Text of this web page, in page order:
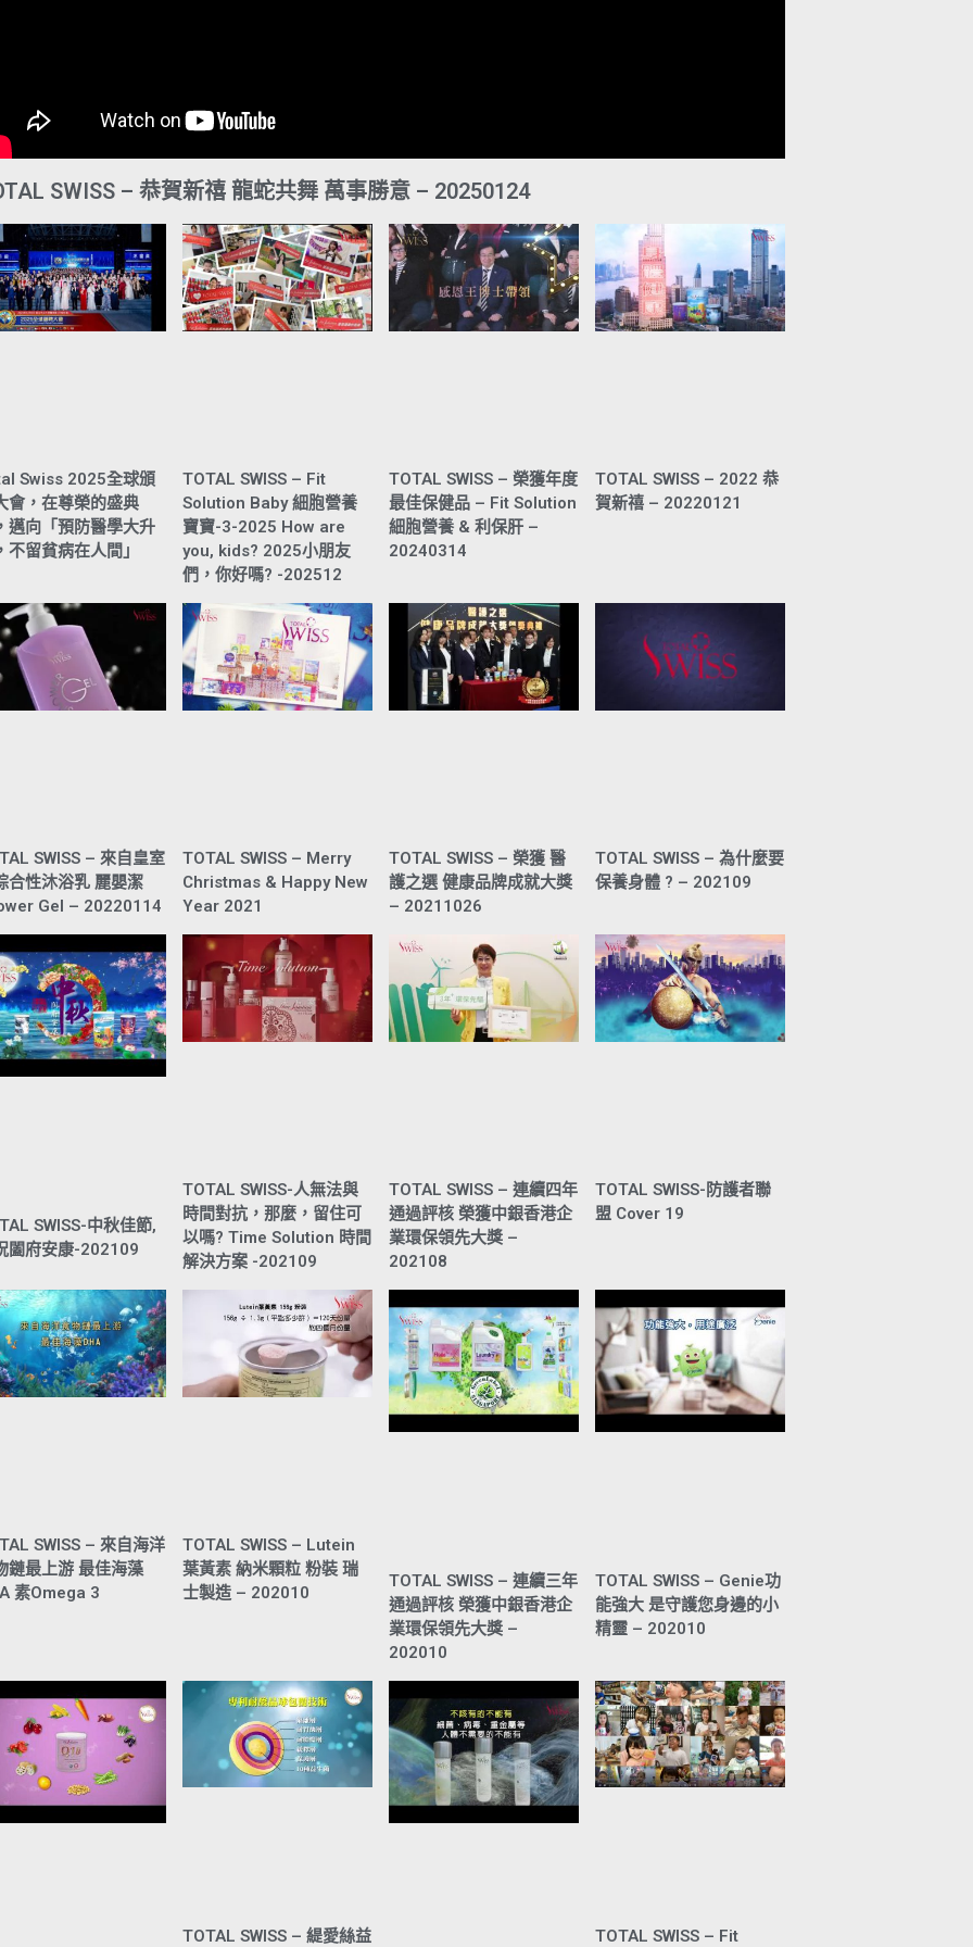
SWISS – 恭賀新禧 龍蛇共舞 萬事勝意 – 20250124
Swiss 2025全球頒
會，在尊榮的盛典
邁向「預防醫學大升
不留貧病在人間」
TOTAL SWISS – Fit
Solution Baby 細胞營養
寶寶-3-2025 How are
you, kids? 2025小朋友
們，你好嗎? -202512
TOTAL SWISS – 榮獲年度
最佳保健品 – Fit Solution
細胞營養 & 利保肝 –
20240314
TOTAL SWISS – 2022 恭
賀新禧 – 20220121
SWISS – 來自皇室
合性沐浴乳 麗嬰潔
Gel – 20220114
TOTAL SWISS – Merry
Christmas & Happy New
Year 2021
TOTAL SWISS – 榮獲 醫
護之選 健康品牌成就大獎
– 20211026
TOTAL SWISS – 為什麼要
保養身體 ? – 202109
SWISS-中秋佳節,
闔府安康-202109
TOTAL SWISS-人無法與
時間對抗，那麼，留住可
以嗎? Time Solution 時間
解決方案 -202109
TOTAL SWISS – 連續四年
通過評核 榮獲中銀香港企
業環保領先大獎 –
202108
TOTAL SWISS-防護者聯
盟 Cover 19
SWISS – 來自海洋
鏈最上游 最佳海藻
素Omega 3
TOTAL SWISS – Lutein
葉黃素 納米顆粒 粉裝 瑞
士製造 – 202010
TOTAL SWISS – 連續三年
通過評核 榮獲中銀香港企
業環保領先大獎 –
202010
TOTAL SWISS – Genie功
能強大 是守護您身邊的小
精靈 – 202010
TOTAL SWISS – 緹愛絲益 TOTAL SWISS – Fit